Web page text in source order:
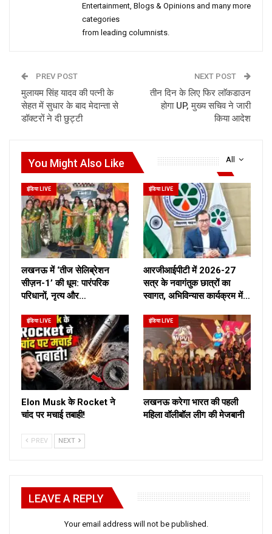
Entertainment, Blogs & Opinions and many more
categories
from leading columnists.
PREV POST
मुलायम सिंह यादव की पत्नी के
सेहत में सुधार के बाद मेदान्ता से
डॉक्टरों ने दी छुट्टी
NEXT POST
तीन दिन के लिए फिर लाॅकडाउन
होगा UP, मुख्य सचिव ने जारी
किया आदेश
All
You Might Also Like
इंडिया LIVE
लखनऊ में ‘तीज सेलिब्रेशन
सीज़न-1’ की धूम: पारंपरिक
परिधानों, नृत्य और…
इंडिया LIVE
आरजीआईपीटी में 2026-27
सत्र के नवागंतुक छात्रों का
स्वागत, अभिविन्यास कार्यक्रम में…
इंडिया LIVE
Elon Musk के Rocket ने
चांद पर मचाई तबाही!
इंडिया LIVE
लखनऊ करेगा भारत की पहली
महिला वॉलीबॉल लीग की मेजबानी
PREV NEXT
LEAVE A REPLY
Your email address will not be published.